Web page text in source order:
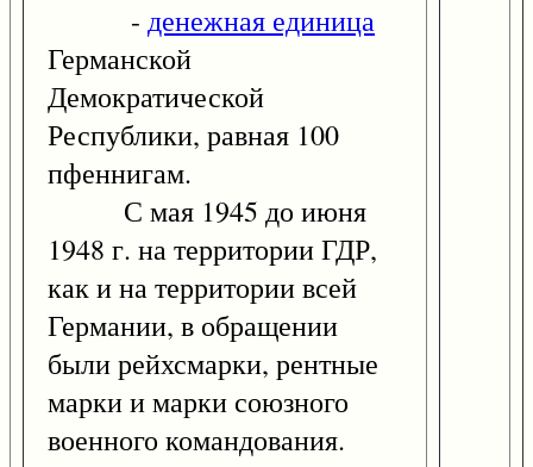
- денежная единица
Германской
Демократической
Республики, равная 100
пфеннигам.
С мая 1945 до июня
1948 г. на территории ГДР,
как и на территории всей
Германии, в обращении
были рейхсмарки, рентные
марки и марки союзного
военного командования.